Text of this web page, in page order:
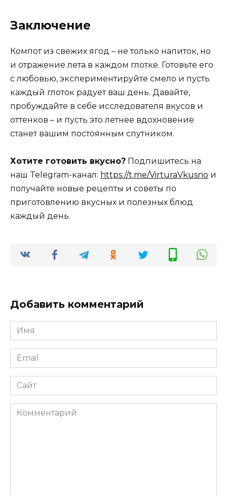
Заключение
Компот из свежих ягод – не только напиток, но
и отражение лета в каждом глотке. Готовьте его
с любовью, экспериментируйте смело и пусть
каждый глоток радует ваш день. Давайте,
пробуждайте в себе исследователя вкусов и
оттенков – и пусть это летнее вдохновение
станет вашим постоянным спутником.
Хотите готовить вкусно? Подпишитесь на
наш Telegram-канал: https://t.me/VirturaVkusno и
получайте новые рецепты и советы по
приготовлению вкусных и полезных блюд
каждый день.
Добавить комментарий
Имя
*
Email
*
Сайт
Комментарий